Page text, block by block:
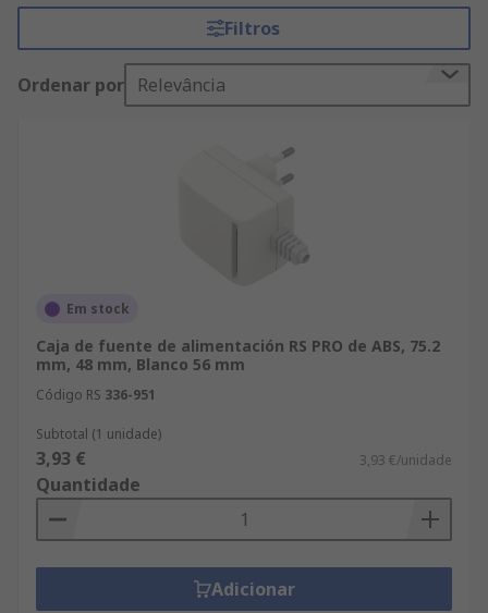
frecuencia en la mayoría de las industrias debido
a sus características de seguridad:• Resistencia a
la corrosión y la abrasión• Aletas de refrigeración
para disipación del calor• Fija los componentes•
Filtros
Ordenar por Relevância
Em stock
Caja de fuente de alimentación RS PRO de ABS, 75.2
mm, 48 mm, Blanco 56 mm
Código RS 336-951
Subtotal (1 unidade)
3,93 € 3,93 €/unidade
Quantidade
Adicionar